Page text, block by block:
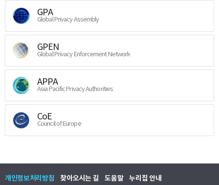
GPA
Global Privacy Assembly
GPEN
Global Privacy Enforcement Network
APPA
Asia Pacific Privacy Authorities
CoE
Council of Europe
개인정보처리방침 찾아오시는 길 도움말 누리집 안내